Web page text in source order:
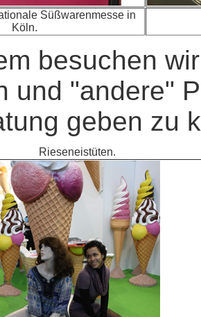
Süßwarenmesse in
Köln.
besuchen
und "andere"
geben zu
Rieseneistüten.